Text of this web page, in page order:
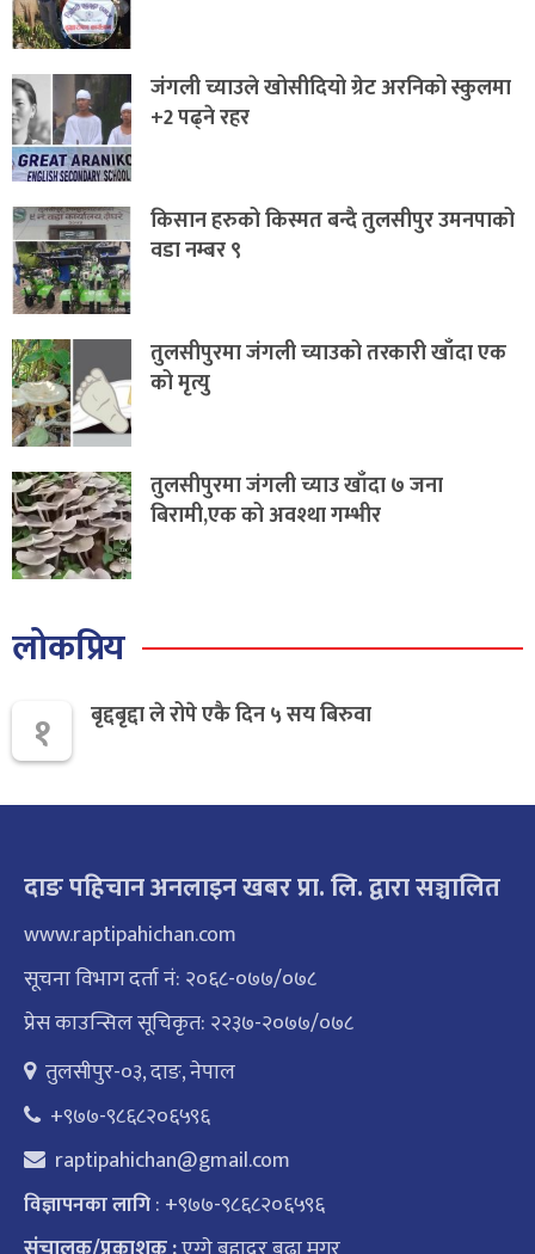
जंगली च्याउले खोसीदियो ग्रेट अरनिको स्कुलमा
+2 पढ्ने रहर
किसान हरुको किस्मत बन्दै तुलसीपुर उमनपाको
वडा नम्बर ९
तुलसीपुरमा जंगली च्याउको तरकारी खाँदा एक
को मृत्यु
तुलसीपुरमा जंगली च्याउ खाँदा ७ जना
बिरामी,एक को अवश्था गम्भीर
लोकप्रिय
१
बृद्दबृद्दा ले रोपे एकै दिन ५ सय बिरुवा
दाङ पहिचान अनलाइन खबर प्रा. लि. द्वारा सञ्चालित
www.raptipahichan.com
सूचना विभाग दर्ता नं: २०६८-०७७/०७८
प्रेस काउन्सिल सूचिकृत: २२३७-२०७७/०७८
तुलसीपुर-०३, दाङ, नेपाल
+९७७-९८६८२०६५९६
raptipahichan@gmail.com
विज्ञापनका लागि: +९७७-९८६८२०६५९६